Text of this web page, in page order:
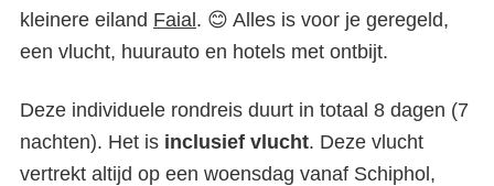
kleinere eiland Faial . 😊 Alles is voor je geregeld,
een vlucht, huurauto en hotels met ontbijt.
Deze individuele rondreis duurt in totaal 8 dagen (7
nachten). Het is inclusief vlucht. Deze vlucht
vertrekt altijd op een woensdag vanaf Schiphol,